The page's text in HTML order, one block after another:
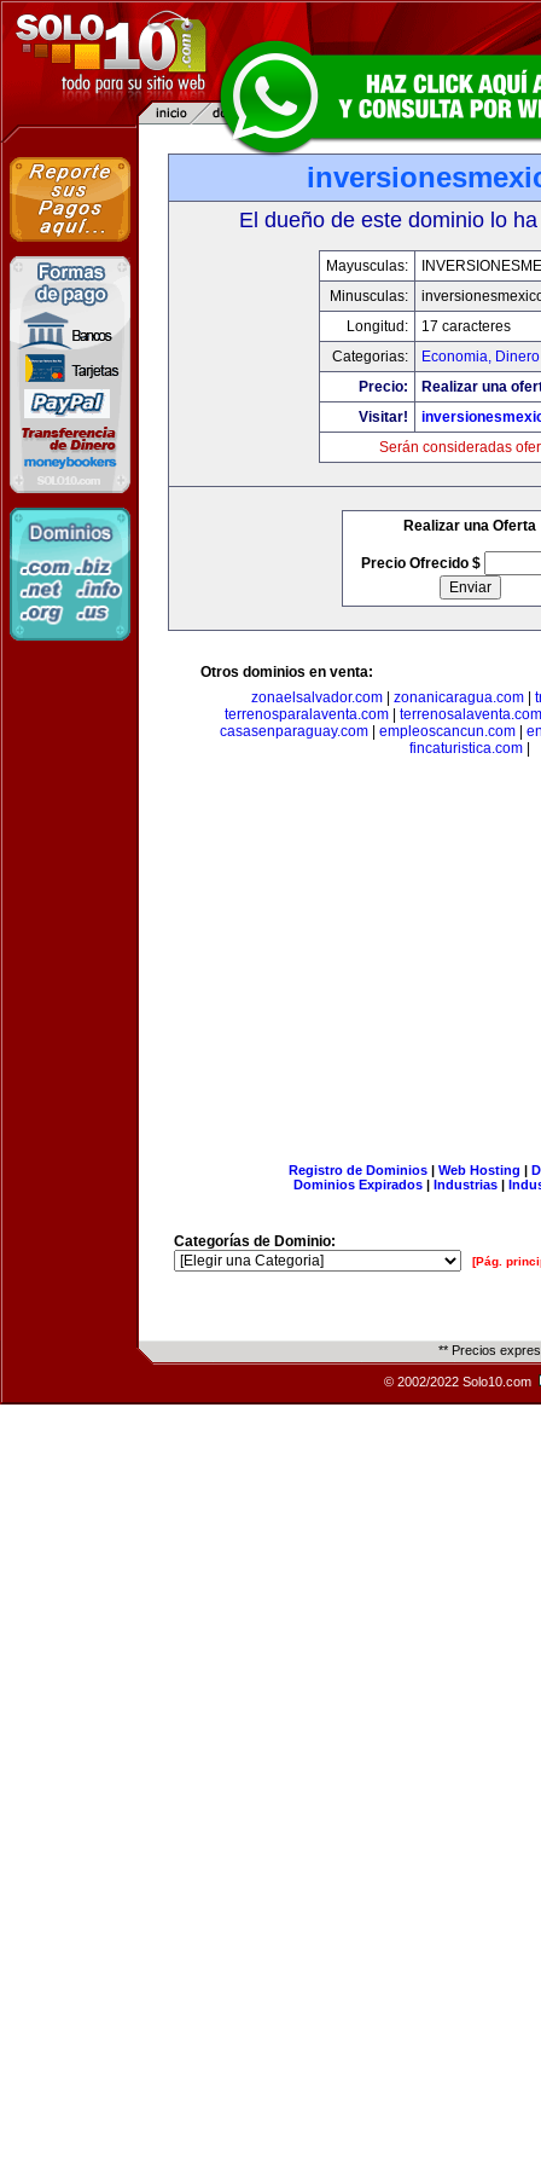
El dueño de este dominio lo
Mayusculas:
Minusculas:
Longitud:
17 caracteres
Categorias:
Economia,
Precio:
Realizar una
Visitar!
Serán consideradas
Realizar una Oferta
Precio Ofrecido $
Otros dominios en venta:
zonaelsalvador.com| zonanicaragua.com|
terrenosparalaventa.com
terrenosalaventa.com
casasenparaguay.com| empleoscancun.com|
fincaturistica.com
Registro de Dominios| Web Hosting |
Dominios Expirados | Industrias |
Categorías de Dominio:
[Pág.
** Precios
© 2002/2022 Solo10.com